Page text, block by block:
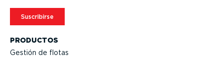
PRODUCTOS
Gestión de flotas
Suscribirse